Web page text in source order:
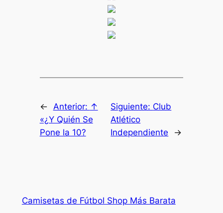
← Anterior: ↑
«¿Y Quién Se
Pone la 10?
Siguiente: Club
Atlético
Independiente
→
Camisetas de Fútbol Shop Más Barata